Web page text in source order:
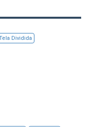
sua
para um
online ou
malvados do
e
desafiar até três
Dividida